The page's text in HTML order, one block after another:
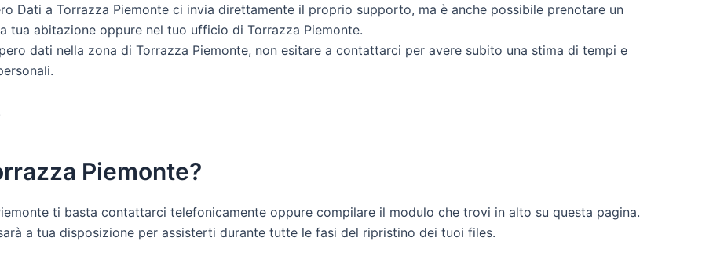
Dati a Torrazza Piemonte ci invia direttamente il proprio supporto, ma è anche possibile prenotare un
tua abitazione oppure nel tuo ufficio di Torrazza Piemonte.
dati nella zona di Torrazza Piemonte, non esitare a contattarci per avere subito una stima di tempi e
Piemonte?
ti basta contattarci telefonicamente oppure compilare il modulo che trovi in alto su questa pagina.
a tua disposizione per assisterti durante tutte le fasi del ripristino dei tuoi files.